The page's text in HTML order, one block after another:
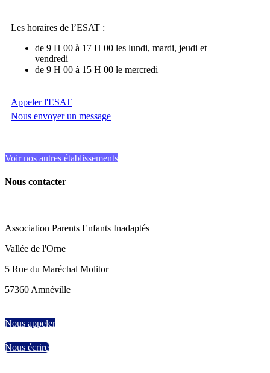
Les horaires de l’ESAT :
de 9 H 00 à 17 H 00 les lundi, mardi, jeudi et
vendredi
de 9 H 00 à 15 H 00 le mercredi
Appeler l'ESAT
Nous envoyer un message
Voir nos autres établissements
Nous contacter
Association Parents Enfants Inadaptés
Vallée de l'Orne
5 Rue du Maréchal Molitor
57360 Amnéville
Nous appeler
Nous écrire